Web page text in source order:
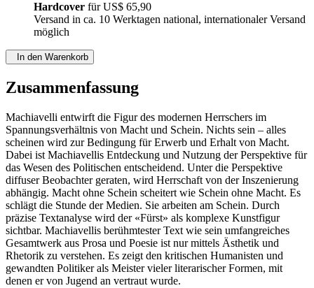
Hardcover fürUS$ 65,90
Versand in ca. 10 Werktagen national, internationaler Versand
möglich
In den Warenkorb
Zusammenfassung
Machiavelli entwirft die Figur des modernen Herrschers im
Spannungsverhältnis von Macht und Schein. Nichts sein – alles
scheinen wird zur Bedingung für Erwerb und Erhalt von Macht.
Dabei ist Machiavellis Entdeckung und Nutzung der Perspektive für
das Wesen des Politischen entscheidend. Unter die Perspektive
diffuser Beobachter geraten, wird Herrschaft von der Inszenierung
abhängig. Macht ohne Schein scheitert wie Schein ohne Macht. Es
schlägt die Stunde der Medien. Sie arbeiten am Schein. Durch
präzise Textanalyse wird der «Fürst» als komplexe Kunstfigur
sichtbar. Machiavellis berühmtester Text wie sein umfangreiches
Gesamtwerk aus Prosa und Poesie ist nur mittels Ästhetik und
Rhetorik zu verstehen. Es zeigt den kritischen Humanisten und
gewandten Politiker als Meister vieler literarischer Formen, mit
denen er von Jugend an vertraut wurde.